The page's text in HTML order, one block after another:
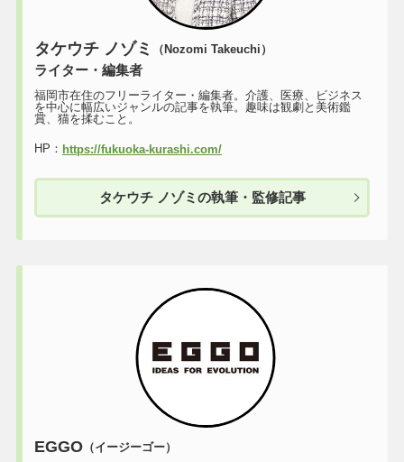
タケウチ ノゾミ （Nozomi Takeuchi）
ライター・編集者
福岡市在住のフリーライター・編集者。介護、医療、ビジネス
を中心に幅広いジャンルの記事を執筆。趣味は観劇と美術鑑
賞、猫を揉むこと。
HP： https://fukuoka-kurashi.com/
タケウチ ノゾミの執筆・監修記事
EGGO（イージーゴー）